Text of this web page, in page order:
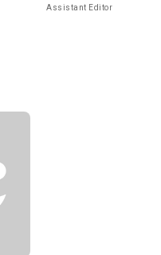
Assistant Editor